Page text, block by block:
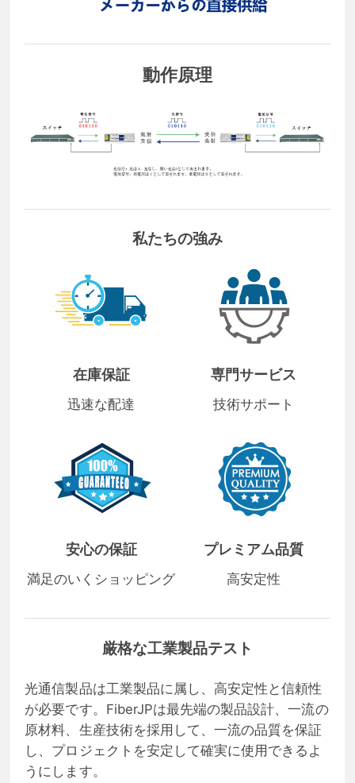
動作原理
私たちの強み
在庫保証
迅速な配達
専門サービス
技術サポート
安心の保証
満足のいくショッピング
プレミアム品質
高安定性
厳格な工業製品テスト
光通信製品は工業製品に属し、高安定性と信頼性
が必要です。FiberJPは最先端の製品設計、一流の
原材料、生産技術を採用して、一流の品質を保証
し、プロジェクトを安定して確実に使用できるよ
うにします。